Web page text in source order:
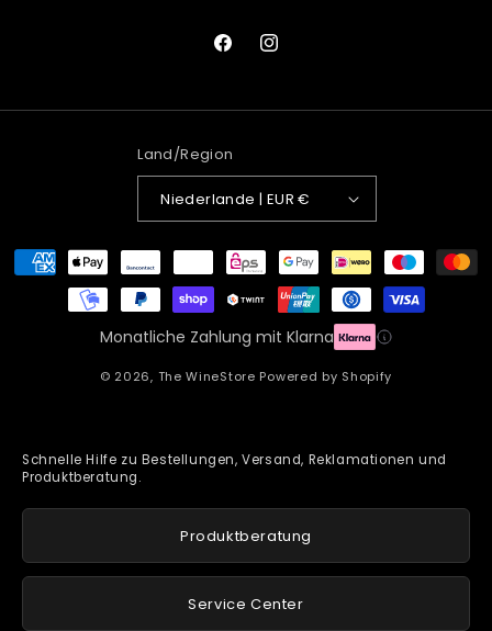
FacebookInstagram
Land/Region
Niederlande | EUR €
Zahlungsmethoden
Monatliche Zahlung mit Klarna
© 2026, The WineStore Powered by Shopify
Schnelle Hilfe zu Bestellungen, Versand, Reklamationen und
Produktberatung.
Produktberatung
Service Center